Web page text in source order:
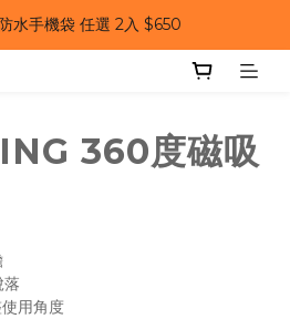
日風扇 第二件 69 折
日風扇 第二件 69 折
360度磁吸
落
用角度